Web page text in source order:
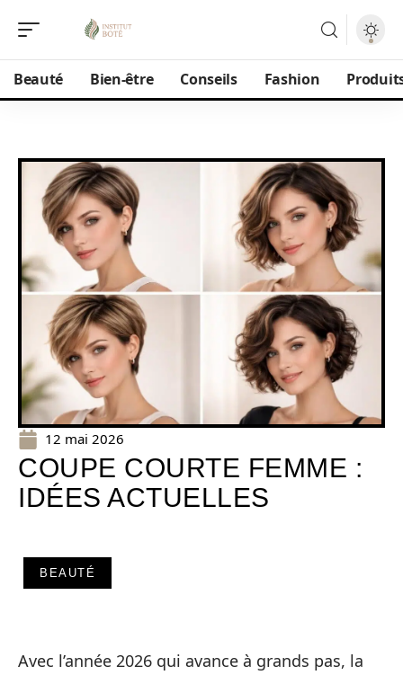
Beauté Bien-être Conseils Fashion
12 mai 2026
COUPE COURTE FEMME :
IDÉES ACTUELLES
BEAUTÉ
Avec l’année 2026 qui avance à grands pas, la